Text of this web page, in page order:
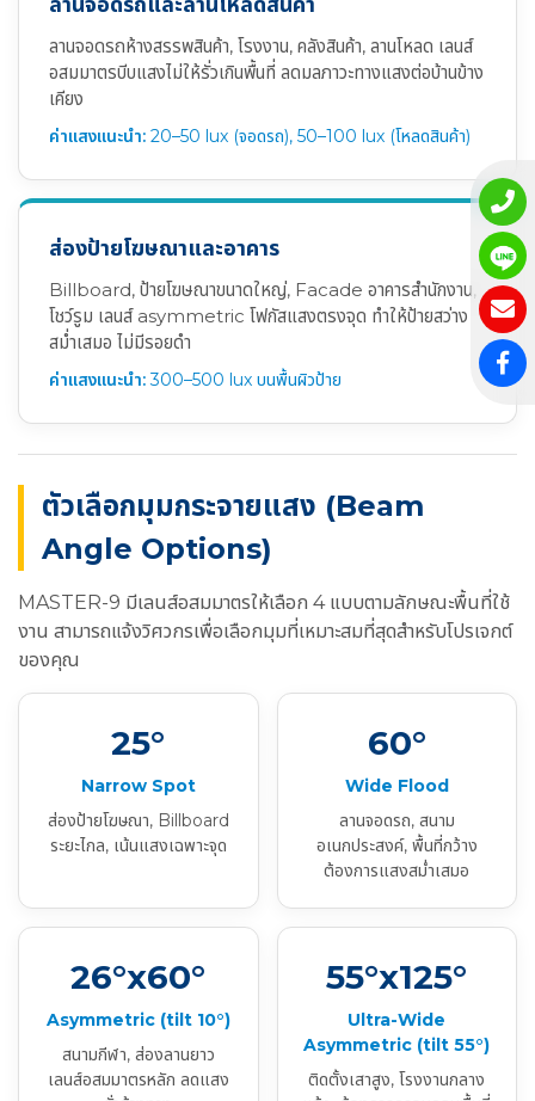
ลานจอดรถและลานโหลดสินค้า
ลานจอดรถห้างสรรพสินค้า, โรงงาน, คลังสินค้า, ลานโหลด เลนส์
อสมมาตรบีบแสงไม่ให้รั่วเกินพื้นที่ ลดมลภาวะทางแสงต่อบ้านข้าง
เคียง
ค่าแสงแนะนำ: 20–50 lux (จอดรถ), 50–100 lux (โหลดสินค้า)
ส่องป้ายโฆษณาและอาคาร
Billboard, ป้ายโฆษณาขนาดใหญ่, Facade อาคารสำนักงาน,
โชว์รูม เลนส์ asymmetric โฟกัสแสงตรงจุด ทำให้ป้ายสว่าง
สม่ำเสมอ ไม่มีรอยดำ
ค่าแสงแนะนำ:300–500 lux บนพื้นผิวป้าย
ตัวเลือกมุมกระจายแสง (Beam
Angle Options)
MASTER-9 มีเลนส์อสมมาตรให้เลือก 4 แบบตามลักษณะพื้นที่ใช้
งาน สามารถแจ้งวิศวกรเพื่อเลือกมุมที่เหมาะสมที่สุดสำหรับโปรเจกต์
ของคุณ
25°
Narrow Spot
ส่องป้ายโฆษณา, Billboard
ระยะไกล, เน้นแสงเฉพาะจุด
60°
Wide Flood
ลานจอดรถ, สนาม
อเนกประสงค์, พื้นที่กว้าง
ต้องการแสงสม่ำเสมอ
26°x60°
Asymmetric (tilt 10°)
สนามกีฬา, ส่องลานยาว
เลนส์อสมมาตรหลัก ลดแสง
55°x125°
Ultra-Wide
Asymmetric (tilt 55°)
ติดตั้งเสาสูง, โรงงานกลาง